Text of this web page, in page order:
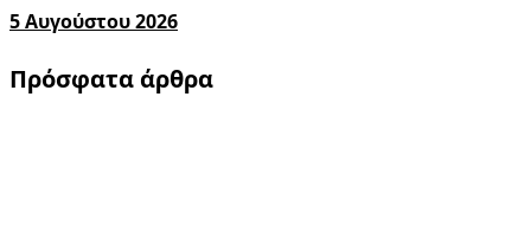
5 Αυγούστου 2026
Πρόσφατα άρθρα